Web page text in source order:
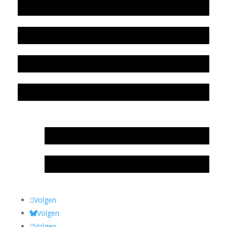
Volgen
Volgen